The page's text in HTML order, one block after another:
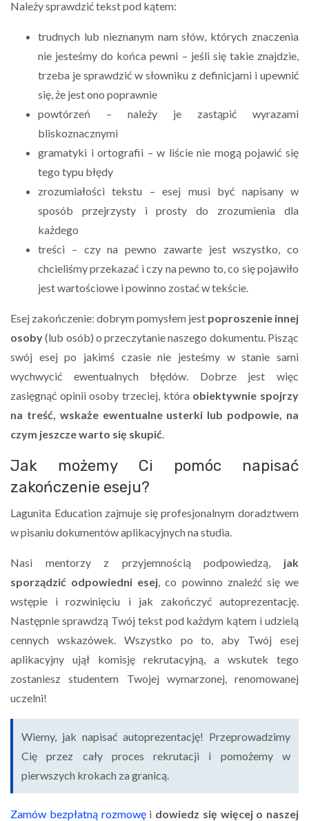
Należy sprawdzić tekst pod kątem:
trudnych lub nieznanym nam słów, których znaczenia
nie jesteśmy do końca pewni – jeśli się takie znajdzie,
trzeba je sprawdzić w słowniku z definicjami i upewnić
się, że jest ono poprawnie
powtórzeń – należy je zastąpić wyrazami
bliskoznacznymi
gramatyki i ortografii – w liście nie mogą pojawić się
tego typu błędy
zrozumiałości tekstu – esej musi być napisany w
sposób przejrzysty i prosty do zrozumienia dla
każdego
treści – czy na pewno zawarte jest wszystko, co
chcieliśmy przekazać i czy na pewno to, co się pojawiło
jest wartościowe i powinno zostać w tekście.
Esej zakończenie: dobrym pomysłem jest poproszenie innej
osoby(lub osób) o przeczytanie naszego dokumentu. Pisząc
swój esej po jakimś czasie nie jesteśmy w stanie sami
wychwycić ewentualnych błędów. Dobrze jest więc
zasięgnąć opinii osoby trzeciej, któraobiektywnie spojrzy
na treść, wskaże ewentualne usterki lub podpowie, na
czym jeszcze warto się skupić
Jak możemy Ci pomóc napisać
zakończenie eseju?
Lagunita Education zajmuje się profesjonalnym doradztwem
w pisaniu dokumentów aplikacyjnych na studia.
Nasi mentorzy z przyjemnością podpowiedzą,
jak
sporządzić odpowiedni esej , co powinno znaleźć się we
wstępie i rozwinięciu i jak zakończyć autoprezentację.
Następnie sprawdzą Twój tekst pod każdym kątem i udzielą
cennych wskazówek. Wszystko po to, aby Twój esej
aplikacyjny ujął komisję rekrutacyjną, a wskutek tego
zostaniesz studentem Twojej wymarzonej, renomowanej
uczelni!
Wiemy, jak napisać autoprezentację! Przeprowadzimy
Cię przez cały proces rekrutacji i pomożemy w
pierwszych krokach za granicą.
Zamów bezpłatną rozmowęi dowiedz się więcej o naszej